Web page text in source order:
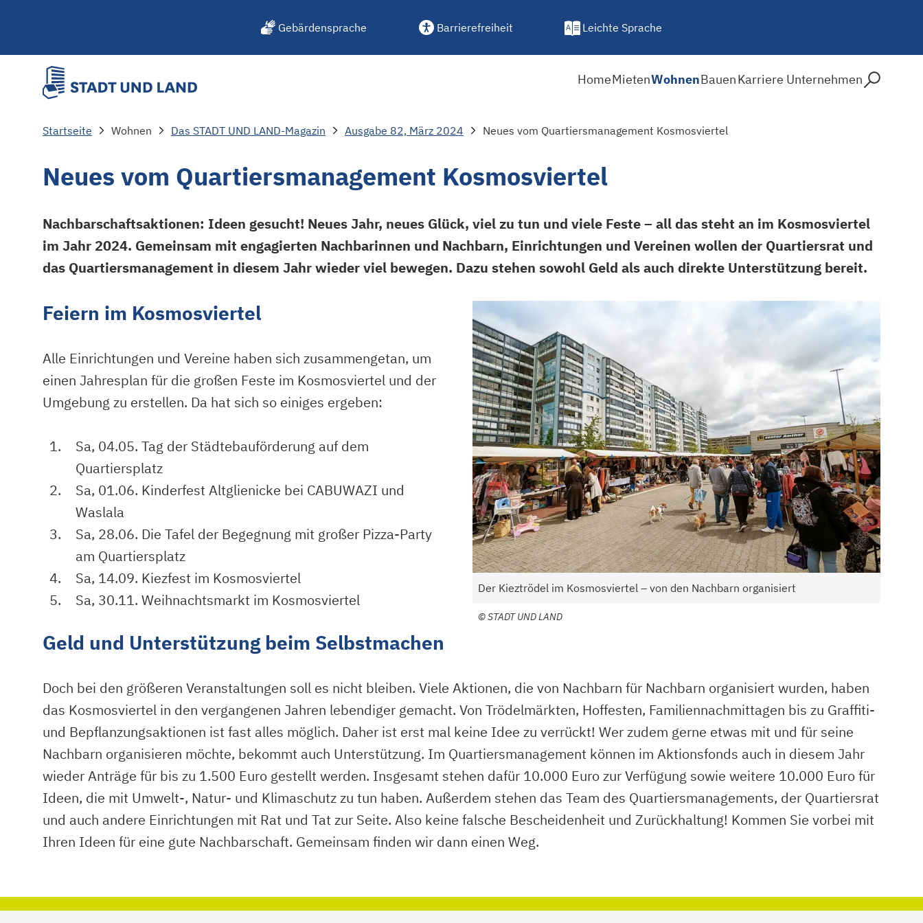
Gebärdensprache Barrierefreiheit Leichte Sprache
HomeMietenWohnenBauenKarriere Unternehmen
Startseite Wohnen Das STADT UND LAND-Magazin Ausgabe 82, März 2024 Neues vom Quartiersmanagement Kosmosviertel
Neues vom Quartiersmanagement Kosmosviertel
Nachbarschaftsaktionen: Ideen gesucht! Neues Jahr, neues Glück, viel zu tun und viele Feste – all das steht an im Kosmosviertel
im Jahr 2024. Gemeinsam mit engagierten Nachbarinnen und Nachbarn, Einrichtungen und Vereinen wollen der Quartiersrat und
das Quartiersmanagement in diesem Jahr wieder viel bewegen. Dazu stehen sowohl Geld als auch direkte Unterstützung bereit.
Der Kieztrödel im Kosmosviertel – von den Nachbarn organisiert
©STADT UND LAND
Feiern im Kosmosviertel
Alle Einrichtungen und Vereine haben sich zusammengetan, um
einen Jahresplan für die großen Feste im Kosmosviertel und der
Umgebung zu erstellen. Da hat sich so einiges ergeben:
Sa, 04.05. Tag der Städtebauförderung auf dem
Quartiersplatz
Sa, 01.06. Kinderfest Altglienicke bei CABUWAZI und
Waslala
Sa, 28.06. Die Tafel der Begegnung mit großer Pizza-Party
am Quartiersplatz
Sa, 14.09. Kiezfest im Kosmosviertel
Sa, 30.11. Weihnachtsmarkt im Kosmosviertel
Geld und Unterstützung beim Selbstmachen
Doch bei den größeren Veranstaltungen soll es nicht bleiben. Viele Aktionen, die von Nachbarn für Nachbarn organisiert wurden, haben
das Kosmosviertel in den vergangenen Jahren lebendiger gemacht. Von Trödelmärkten, Hoffesten, Familiennachmittagen bis zu Graffiti-
und Bepflanzungsaktionen ist fast alles möglich. Daher ist erst mal keine Idee zu verrückt! Wer zudem gerne etwas mit und für seine
Nachbarn organisieren möchte, bekommt auch Unterstützung. Im Quartiersmanagement können im Aktionsfonds auch in diesem Jahr
wieder Anträge für bis zu 1.500 Euro gestellt werden. Insgesamt stehen dafür 10.000 Euro zur Verfügung sowie weitere 10.000 Euro für
Ideen, die mit Umwelt-, Natur- und Klimaschutz zu tun haben. Außerdem stehen das Team des Quartiersmanagements, der Quartiersrat
und auch andere Einrichtungen mit Rat und Tat zur Seite. Also keine falsche Bescheidenheit und Zurückhaltung! Kommen Sie vorbei mit
Ihren Ideen für eine gute Nachbarschaft. Gemeinsam finden wir dann einen Weg.